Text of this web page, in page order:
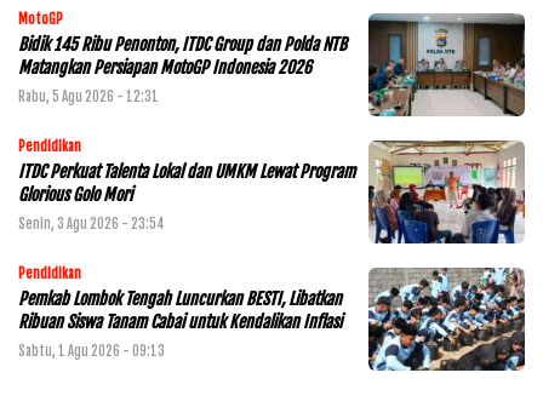
MotoGP
Bidik 145 Ribu Penonton, ITDC Group dan Polda NTB
Matangkan Persiapan MotoGP Indonesia 2026
Rabu, 5 Agu 2026 - 12:31
Pendidikan
ITDC Perkuat Talenta Lokal dan UMKM Lewat Program
Glorious Golo Mori
Senin, 3 Agu 2026 - 23:54
Pendidikan
Pemkab Lombok Tengah Luncurkan BESTI, Libatkan
Ribuan Siswa Tanam Cabai untuk Kendalikan Inflasi
Sabtu, 1 Agu 2026 - 09:13